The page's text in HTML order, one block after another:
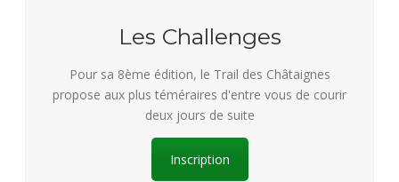
Les Challenges
Pour sa 8ème édition, le Trail des Châtaignes
propose aux plus téméraires d'entre vous de courir
deux jours de suite
Inscription